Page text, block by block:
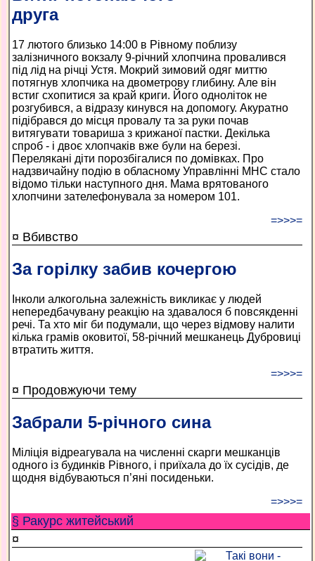
друга
17 лютого близько 14:00 в Рівному поблизу
залізничного вокзалу 9-річний хлопчина провалився
під лід на річці Устя. Мокрий зимовий одяг миттю
потягнув хлопчика на двометрову глибину. Але він
встиг схопитися за край криги. Його одноліток не
розгубився, а відразу кинувся на допомогу. Акуратно
підібрався до місця провалу та за руки почав
витягувати товариша з крижаної пастки. Декілька
спроб - і двоє хлопчаків вже були на березі.
Перелякані діти порозбігалися по домівках. Про
надзвичайну подію в обласному Управлінні МНС стало
відомо тільки наступного дня. Мама врятованого
хлопчини зателефонувала за номером 101.
=>>>=
¤ Вбивство
За горілку забив кочергою
Інколи алкогольна залежність викликає у людей
непередбачувану реакцію на здавалося б повсякденні
речі. Та хто міг би подумали, що через відмову налити
кілька грамів оковитої, 58-річний мешканець Дубровиці
втратить життя.
=>>>=
¤ Продовжуючи тему
Забрали 5-річного сина
Міліція відреагувала на численні скарги мешканців
одного із будинків Рівного, і приїхала до їх сусідів, де
щодня відбуваються п’яні посиденьки.
=>>>=
§ Ракурс житейський
¤